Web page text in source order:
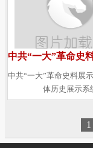
中共“一大”革命史料展
体历史展示系
1